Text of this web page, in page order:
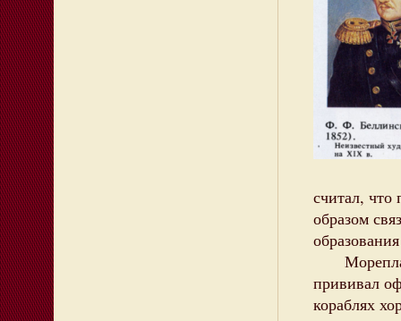
считал,
образом
прививал
кораблях